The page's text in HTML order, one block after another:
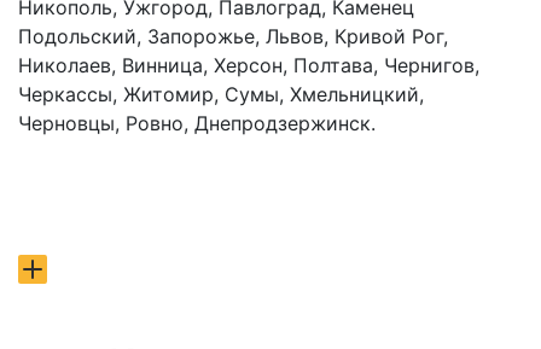
Никополь, Ужгород, Павлоград, Каменец
Подольский, Запорожье, Львов, Кривой Рог,
Николаев, Винница, Херсон, Полтава, Чернигов,
Черкассы, Житомир, Сумы, Хмельницкий,
Черновцы, Ровно, Днепродзержинск.